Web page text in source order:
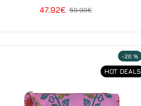
47.92€ 59.90€
HOT DEALS
-20 %